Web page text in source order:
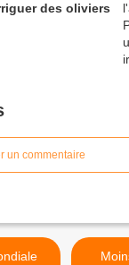
des oliviers
un commentaire